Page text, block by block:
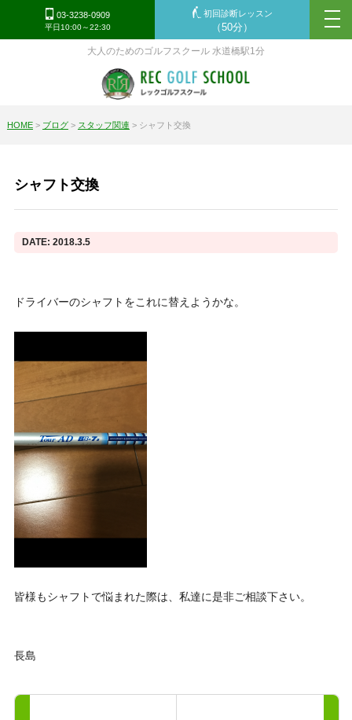
大人のためのゴルフスクール 水道橋駅1分
03-3238-0909
平日10:00～22:30
初回診断レッスン
（50分）
HOME> ブログ> スタッフ関連 > シャフト交換
シャフト交換
DATE: 2018.3.5
ドライバーのシャフトをこれに替えようかな。
皆様もシャフトで悩まれた際は、私達に是非ご相談下さい。
長島